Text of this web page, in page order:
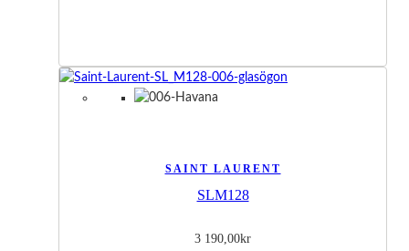
SAINT LAURENT
SLM128
3 190,00kr